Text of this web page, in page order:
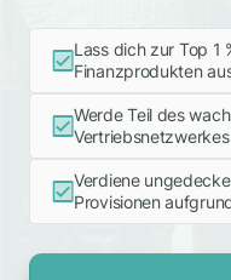
Lass dich zur Top 1
Finanzprodukten
Werde Teil des
Verdiene
Provisionen